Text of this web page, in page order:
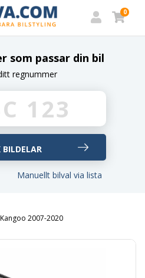
0
som passar din bil
regnummer
Manuellt bilval via lista
2007-2020